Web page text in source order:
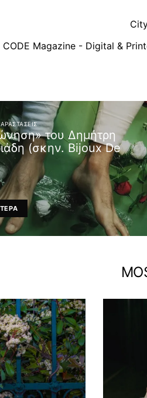
CODE Magazine - Digital &
του Δημήτρη
(σκην. Bijoux De